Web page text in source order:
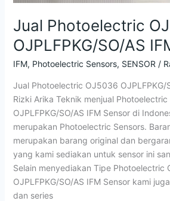
Jual Photoelectric
OJPLFPKG/SO/AS
IFM, Photoelectric Sensors, SENSOR /
Jual Photoelectric OJ5036 OJPLFPKG/
Rizki Arika Teknik menjual
OJPLFPKG/SO/AS IFM Sensor di
merupakan Photoelectric Sensors.
merupakan barang original dan
yang kami sediakan untuk sensor ini
Selain menyediakan Tipe Photoelectric
OJPLFPKG/SO/AS IFM Sensor kami
dan series